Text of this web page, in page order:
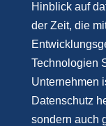
Hinblick auf
der Zeit, die
Technologien
Unternehmen
Datenschutz
sondern auch